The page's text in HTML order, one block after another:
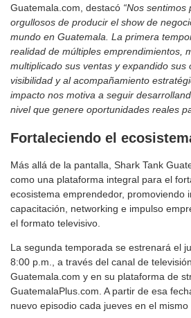
Guatemala.com, destacó “Nos
orgullosos de producir el show de
mundo en Guatemala. La primera
realidad de múltiples emprendimientos,
multiplicado sus ventas y expandido sus
visibilidad y al acompañamiento
impacto nos motiva a seguir
nivel que genere oportunidades reales
Fortaleciendo el
Más allá de la pantalla, Shark Tank
como una plataforma integral para el
ecosistema emprendedor, promoviendo
capacitación, networking e impulso
el formato televisivo.
La segunda temporada se estrenará el
8:00 p.m., a través del canal de
Guatemala.com y en su plataforma de
GuatemalaPlus.com. A partir de esa
nuevo episodio cada jueves en el mismo